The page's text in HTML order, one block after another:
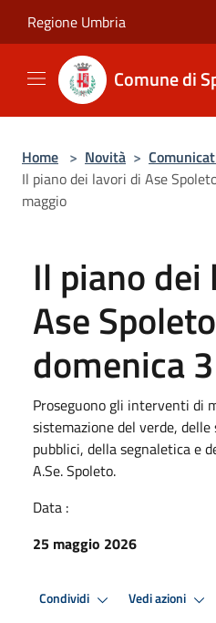
Regione Umbria
Comune di
Home > Novità >
Il piano dei lavori di Ase
maggio
Il piano dei
Ase
domenica
Proseguono gli interventi di
sistemazione del verde,
pubblici, della segnaletica e
A.Se. Spoleto.
Data :
25 maggio 2026
Condividi Vedi azioni